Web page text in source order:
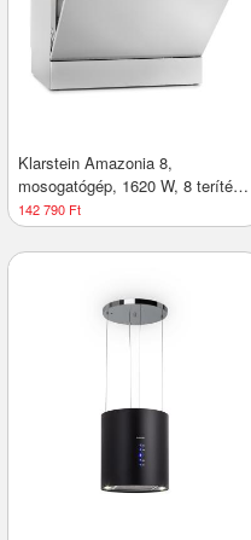
Klarstein Amazonia 8,
mosogatógép, 1620 W, 8 teríték,
F energihatékonysági osztály, 49
dB
142 790 Ft